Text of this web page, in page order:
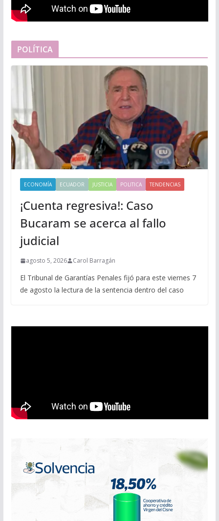
POLÍTICA
ECONOMÍA ECUADOR JUSTICIA POLITICA TENDENCIAS
¡Cuenta regresiva!: Caso
Bucaram se acerca al fallo
judicial
agosto 5, 2026 Carol Barragán
El Tribunal de Garantías Penales fijó para este viernes 7
de agosto la lectura de la sentencia dentro del caso